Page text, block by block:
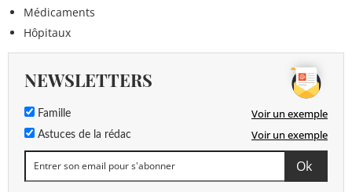
Médicaments
Hôpitaux
NEWSLETTERS
Famille Voir un exemple
Astuces de la rédac Voir un exemple